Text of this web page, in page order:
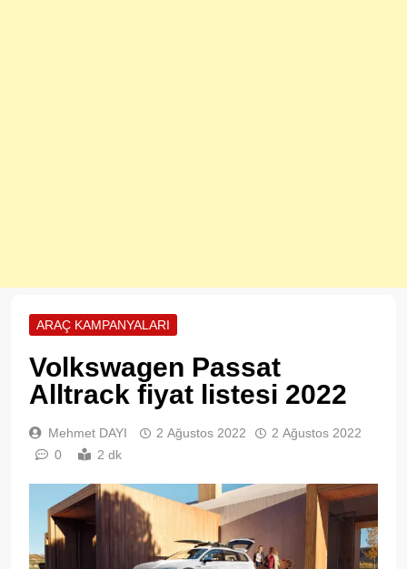
ARAÇ KAMPANYALARI
Volkswagen Passat
Alltrack fiyat listesi 2022
Mehmet DAYI 2 Ağustos 2022
2 Ağustos 2022
0
2 dk